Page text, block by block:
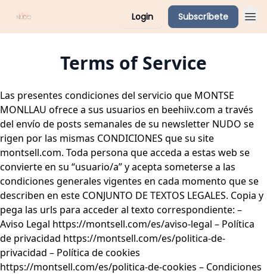
Login Subscríbete
Terms of Service
Las presentes condiciones del servicio que MONTSE
MONLLAU ofrece a sus usuarios en beehiiv.com a través
del envío de posts semanales de su newsletter NUDO se
rigen por las mismas CONDICIONES que su site
montsell.com. Toda persona que acceda a estas web se
convierte en su “usuario/a” y acepta someterse a las
condiciones generales vigentes en cada momento que se
describen en este CONJUNTO DE TEXTOS LEGALES. Copia y
pega las urls para acceder al texto correspondiente: –
Aviso Legal https://montsell.com/es/aviso-legal – Política
de privacidad https://montsell.com/es/politica-de-
privacidad – Política de cookies
https://montsell.com/es/politica-de-cookies – Condiciones